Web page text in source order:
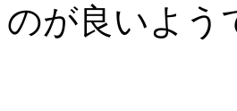
のが良いよう